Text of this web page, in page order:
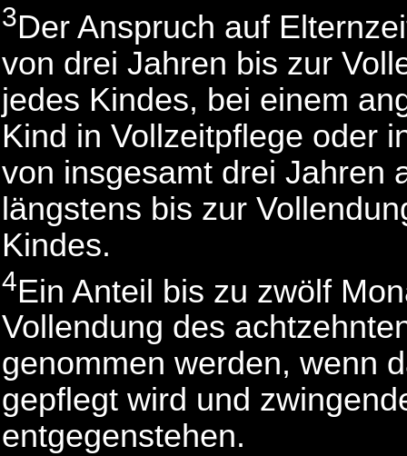
3Der Anspruch auf
von drei Jahren bis zur
jedes Kindes, bei einem
Kind in Vollzeitpflege oder
von insgesamt drei Jahren
längstens bis zur
Kindes.
4Ein Anteil bis zu zwölf
Vollendung des
genommen werden, wenn
gepflegt wird und
entgegenstehen.